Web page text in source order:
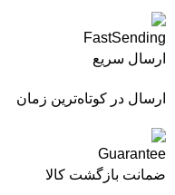
ارسال سریع
ارسال در کوتاه‌ترین زمان
ضمانت بازگشت کالا